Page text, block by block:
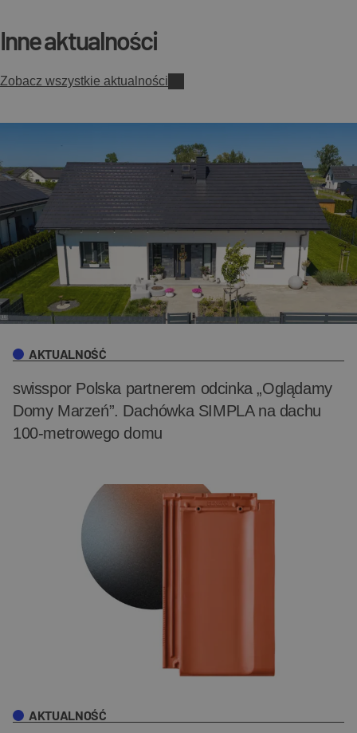
Inne aktualności
Zobacz wszystkie aktualności
AKTUALNOŚĆ
swisspor Polska partnerem odcinka „Oglądamy
Domy Marzeń”. Dachówka SIMPLA na dachu
100-metrowego domu
AKTUALNOŚĆ